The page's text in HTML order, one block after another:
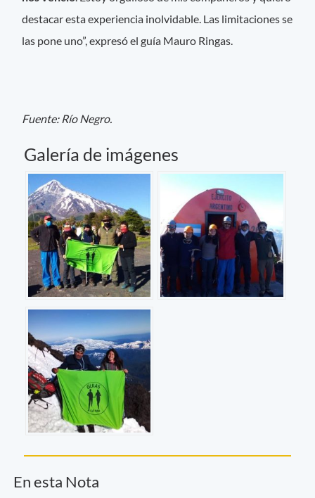
destacar esta experiencia inolvidable. Las limitaciones se
las pone uno”, expresó el guía Mauro Ringas.
Fuente: Río Negro.
Galería de imágenes
En esta Nota